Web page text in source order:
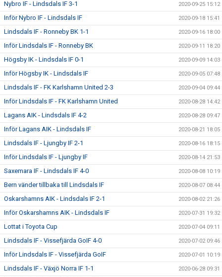
Nybro IF - Lindsdals IF 3-1 2020-09-25 15:12
Inför Nybro IF - Lindsdals IF 2020-09-18 15:41
Lindsdals IF - Ronneby BK 1-1 2020-09-16 18:00
Inför Lindsdals IF - Ronneby BK 2020-09-11 18:20
Högsby IK - Lindsdals IF 0-1 2020-09-09 14:03
Inför Högsby IK - Lindsdals IF 2020-09-05 07:48
Lindsdals IF - FK Karlshamn United 2-3 2020-09-04 09:44
Inför Lindsdals IF - FK Karlshamn United 2020-08-28 14:42
Lagans AIK - Lindsdals IF 4-2 2020-08-28 09:47
Inför Lagans AIK - Lindsdals IF 2020-08-21 18:05
Lindsdals IF - Ljungby IF 2-1 2020-08-16 18:15
Inför Lindsdals IF - Ljungby IF 2020-08-14 21:53
Saxemara IF - Lindsdals IF 4-0 2020-08-08 10:19
Bern vänder tillbaka till Lindsdals IF 2020-08-07 08:44
Oskarshamns AIK - Lindsdals IF 2-1 2020-08-02 21:26
Inför Oskarshamns AIK - Lindsdals IF 2020-07-31 19:32
Lottat i Toyota Cup 2020-07-04 09:11
Lindsdals IF - Vissefjärda GoIF 4-0 2020-07-02 09:46
Inför Lindsdals IF - Vissefjärda GoIF 2020-07-01 10:19
Lindsdals IF - Växjö Norra IF 1-1 2020-06-28 09:31